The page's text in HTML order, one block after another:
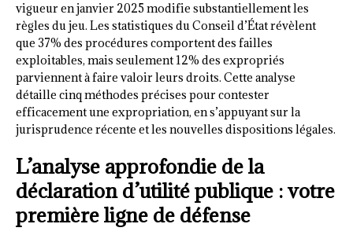
vigueur en janvier 2025 modifie substantiellement les
règles du jeu. Les statistiques du Conseil d’État révèlent
que 37% des procédures comportent des failles
exploitables, mais seulement 12% des expropriés
parviennent à faire valoir leurs droits. Cette analyse
détaille cinq méthodes précises pour contester
efficacement une expropriation, en s’appuyant sur la
jurisprudence récente et les nouvelles dispositions légales.
L’analyse approfondie de la
déclaration d’utilité publique : votre
première ligne de défense